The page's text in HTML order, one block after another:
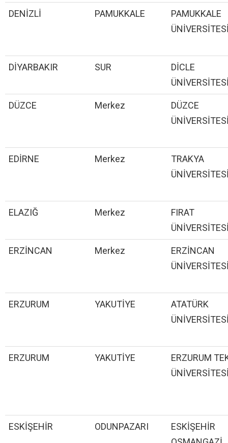
DENİZLİ PAMUKKALE
PAMUKKALE
DİYARBAKIR SUR
DİCLE
DÜZCE Merkez
DÜZCE
EDİRNE Merkez
TRAKYA
ELAZIĞ Merkez
FIRAT
ERZİNCAN Merkez
ERZİNCAN
ERZURUM YAKUTİYE
ATATÜRK
ERZURUM YAKUTİYE
ERZURUM
ESKİŞEHİR ODUNPAZARI
ESKİŞEHİR